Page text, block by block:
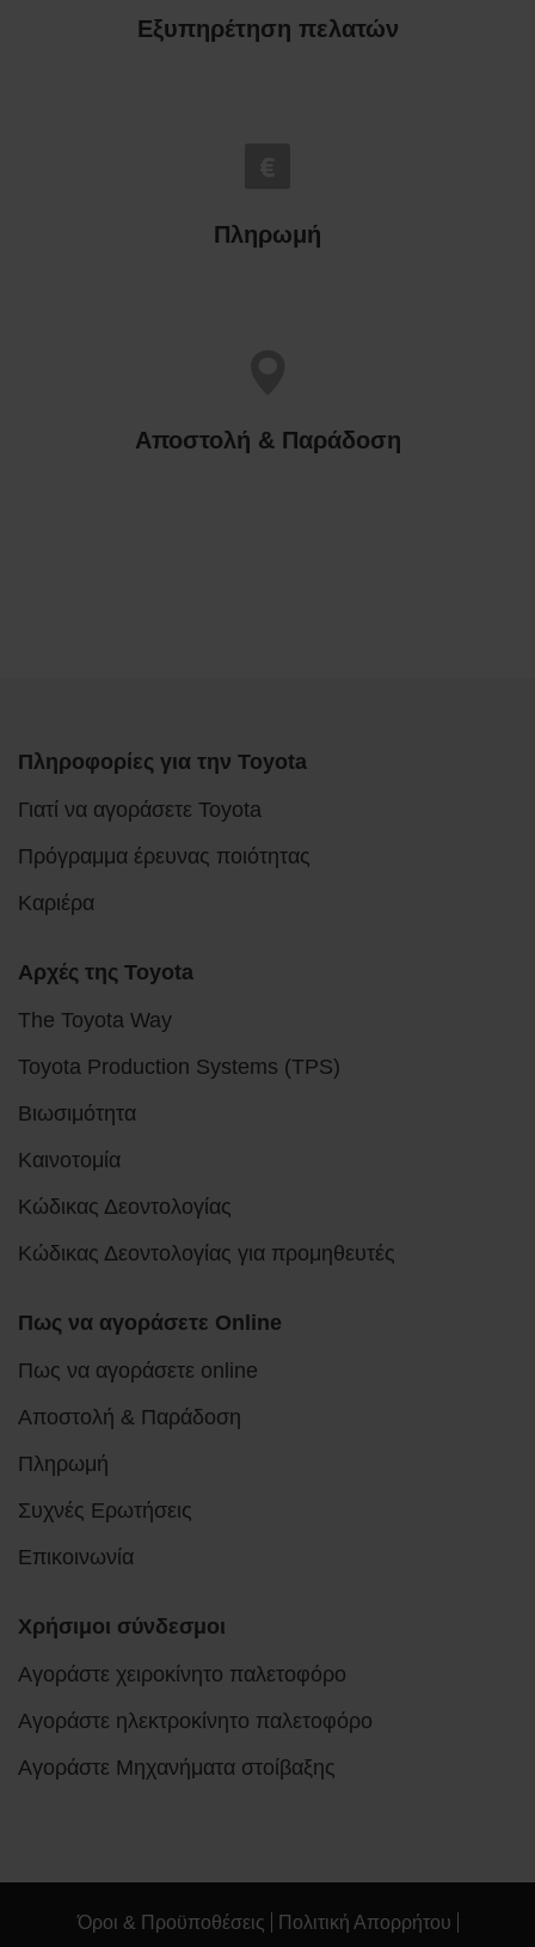
Εξυπηρέτηση πελατών
Πληρωμή
Αποστολή & Παράδοση
Πληροφορίες για την Toyota
Γιατί να αγοράσετε Toyota
Πρόγραμμα έρευνας ποιότητας
Καριέρα
Αρχές της Toyota
The Toyota Way
Toyota Production Systems (TPS)
Βιωσιμότητα
Καινοτομία
Κώδικας Δεοντολογίας
Κώδικας Δεοντολογίας για προμηθευτές
Πως να αγοράσετε Online
Πως να αγοράσετε online
Αποστολή & Παράδοση
Πληρωμή
Συχνές Ερωτήσεις
Επικοινωνία
Χρήσιμοι σύνδεσμοι
Αγοράστε χειροκίνητο παλετοφόρο
Αγοράστε ηλεκτροκίνητο παλετοφόρο
Αγοράστε Μηχανήματα στοίβαξης
Όροι & Προϋποθέσεις Πολιτική Απορρήτου